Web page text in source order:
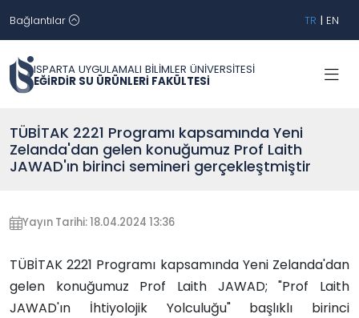
Bağlantılar TR | EN
ISPARTA UYGULAMALI BİLİMLER ÜNİVERSİTESİ
EĞİRDİR SU ÜRÜNLERİ FAKÜLTESİ
TÜBİTAK 2221 Programı kapsamında Yeni
Zelanda'dan gelen konuğumuz Prof Laith
JAWAD'ın birinci semineri gerçekleştmiştir
Yayın Tarihi: 18.04.2024 13:36
TÜBİTAK 2221 Programı kapsamında Yeni Zelanda'dan
gelen konuğumuz Prof Laith JAWAD; "Prof Laith
JAWAD'ın İhtiyolojik Yolculuğu" başlıklı birinci